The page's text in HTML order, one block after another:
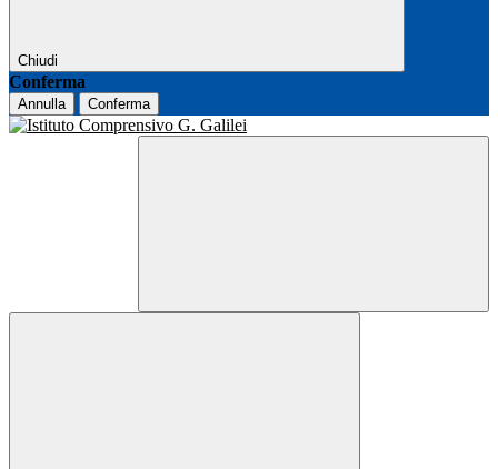
Chiudi
Conferma
Annulla Conferma